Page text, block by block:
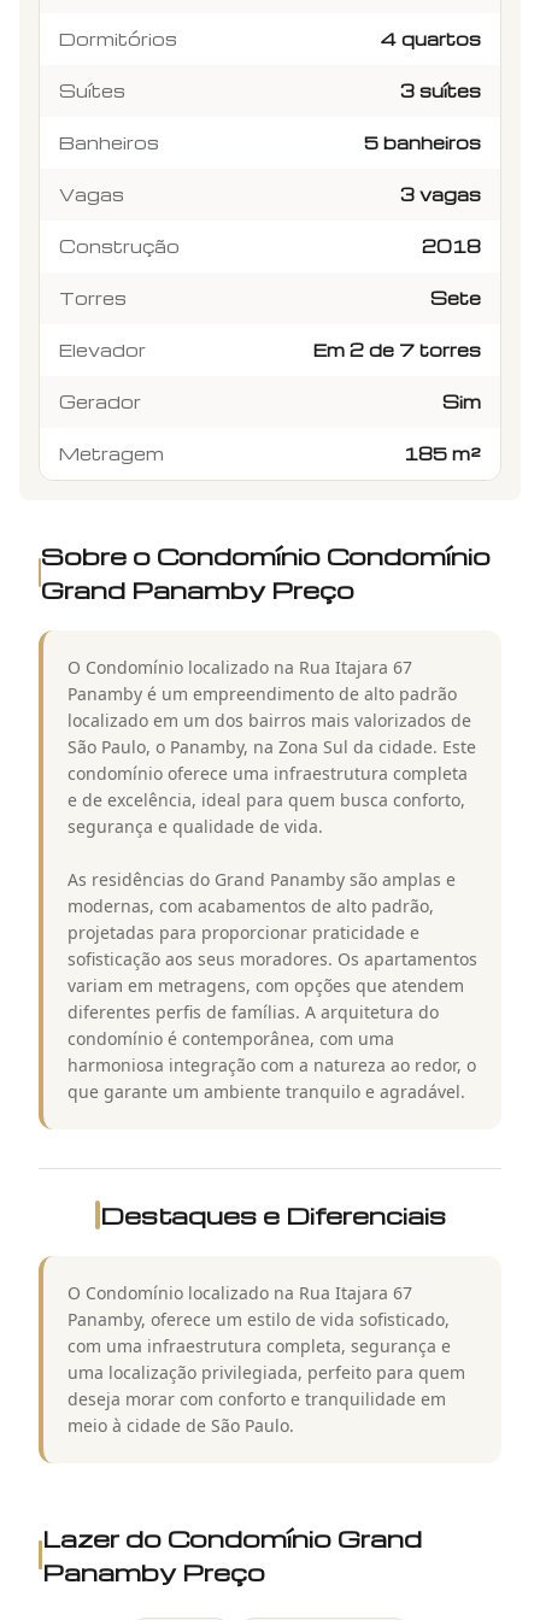
Dormitórios 4 quartos
Suítes 3 suítes
Banheiros 5 banheiros
Vagas 3 vagas
Construção 2018
Torres Sete
Elevador Em 2 de 7 torres
Gerador Sim
Metragem 185 m²
Sobre o Condomínio Condomínio
Grand Panamby Preço
O Condomínio localizado na Rua Itajara 67
Panamby é um empreendimento de alto padrão
localizado em um dos bairros mais valorizados de
São Paulo, o Panamby, na Zona Sul da cidade. Este
condomínio oferece uma infraestrutura completa
e de excelência, ideal para quem busca conforto,
segurança e qualidade de vida.
As residências do Grand Panamby são amplas e
modernas, com acabamentos de alto padrão,
projetadas para proporcionar praticidade e
sofisticação aos seus moradores. Os apartamentos
variam em metragens, com opções que atendem
diferentes perfis de famílias. A arquitetura do
condomínio é contemporânea, com uma
harmoniosa integração com a natureza ao redor, o
que garante um ambiente tranquilo e agradável.
Destaques e Diferenciais
O Condomínio localizado na Rua Itajara 67
Panamby, oferece um estilo de vida sofisticado,
com uma infraestrutura completa, segurança e
uma localização privilegiada, perfeito para quem
deseja morar com conforto e tranquilidade em
meio à cidade de São Paulo.
Lazer do Condomínio Grand
Panamby Preço